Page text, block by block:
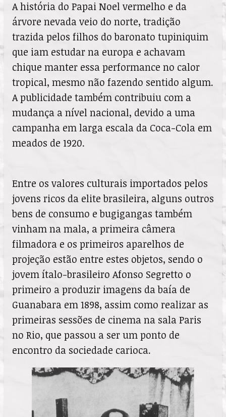
A história do Papai Noel vermelho e da
árvore nevada veio do norte, tradição
trazida pelos filhos do baronato tupiniquim
que iam estudar na europa e achavam
chique manter essa performance no calor
tropical, mesmo não fazendo sentido algum.
A publicidade também contribuiu com a
mudança a nível nacional, devido a uma
campanha em larga escala da Coca-Cola em
meados de 1920.
Entre os valores culturais importados pelos
jovens ricos da elite brasileira, alguns outros
bens de consumo e bugigangas também
vinham na mala, a primeira câmera
filmadora e os primeiros aparelhos de
projeção estão entre estes objetos, sendo o
jovem ítalo-brasileiro Afonso Segretto o
primeiro a produzir imagens da baía de
Guanabara em 1898, assim como realizar as
primeiras sessões de cinema na sala Paris
no Rio, que passou a ser um ponto de
encontro da sociedade carioca.